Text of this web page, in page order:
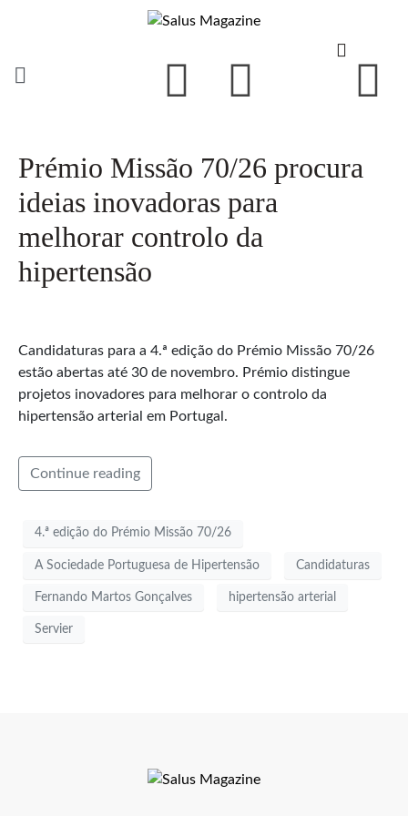
Prémio Missão 70/26 procura
ideias inovadoras para
melhorar controlo da
hipertensão
Candidaturas para a 4.ª edição do Prémio Missão 70/26
estão abertas até 30 de novembro. Prémio distingue
projetos inovadores para melhorar o controlo da
hipertensão arterial em Portugal.
Continue reading
4.ª edição do Prémio Missão 70/26
A Sociedade Portuguesa de Hipertensão Candidaturas
Fernando Martos Gonçalves hipertensão arterial
Servier